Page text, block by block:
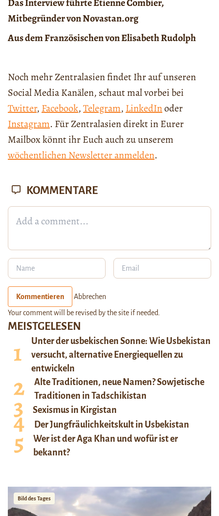
Das Interview führte Etienne Combier,
Mitbegründer von Novastan.org
Aus dem Französischen von Elisabeth Rudolph
Noch mehr Zentralasien findet Ihr auf unseren
Social Media Kanälen, schaut mal vorbei bei
Twitter, Facebook,Telegram, LinkedInoder
Instagram. Für Zentralasien direkt in Eurer
Mailbox könnt ihr Euch auch zu unserem
wöchentlichen Newsletter anmelden.
MEISTGELESEN
Unter der usbekischen Sonne: Wie Usbekistan
versucht, alternative Energiequellen zu
entwickeln
Alte Traditionen, neue Namen? Sowjetische
Traditionen in Tadschikistan
Sexismus in Kirgistan
Der Jungfräulichkeitskult in Usbekistan
Wer ist der Aga Khan und wofür ist er
bekannt?
Bild des Tages
KOMMENTARE
Kommentieren Abbrechen
Your comment will be revised by the site if needed.